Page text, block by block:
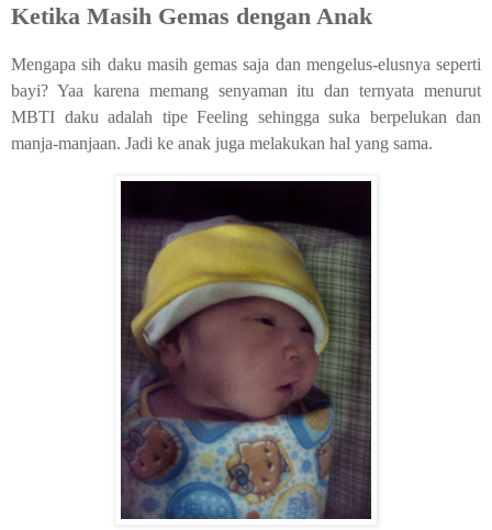
Ketika Masih Gemas dengan Anak
Mengapa sih daku masih gemas saja dan mengelus-elusnya seperti
bayi? Yaa karena memang senyaman itu dan ternyata menurut
MBTI daku adalah tipe Feeling sehingga suka berpelukan dan
manja-manjaan. Jadi ke anak juga melakukan hal yang sama.